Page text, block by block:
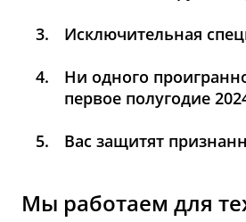
Исключительная
Ни одного
первое полугодие
Вас защитят
Мы работаем для